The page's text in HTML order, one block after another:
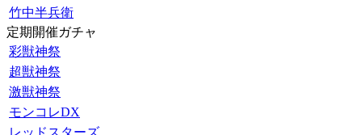
竹中半兵衛
定期開催ガチャ
彩獣神祭
超獣神祭
激獣神祭
モンコレDX
レッドスターズ